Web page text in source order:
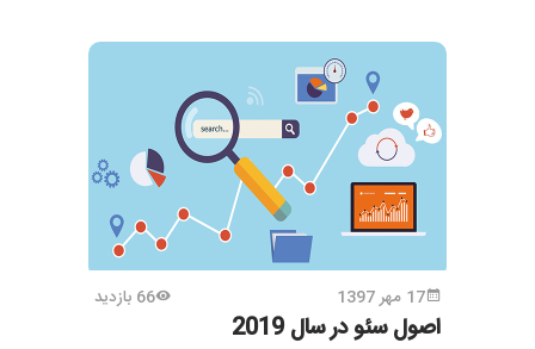
17 مهر 1397 66 بازدید
اصول سئو در سال 2019